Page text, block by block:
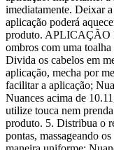
imediatamente. Deixar
aplicação poderá
produto. APLICAÇÃO
ombros com uma
Divida os cabelos em
aplicação, mecha por
facilitar a aplicação;
Nuances acima de
utilize touca nem
produto. 5. Distribua o
pontas, massageando